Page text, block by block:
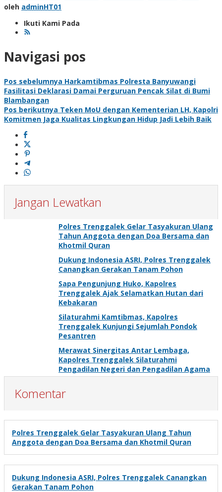
oleh adminHT01
Ikuti Kami Pada
Navigasi pos
Pos sebelumnya Harkamtibmas Polresta Banyuwangi
Fasilitasi Deklarasi Damai Perguruan Pencak Silat di Bumi
Blambangan
Pos berikutnya Teken MoU dengan Kementerian LH, Kapolri
Komitmen Jaga Kualitas Lingkungan Hidup Jadi Lebih Baik
Jangan Lewatkan
Polres Trenggalek Gelar Tasyakuran Ulang
Tahun Anggota dengan Doa Bersama dan
Khotmil Quran
Dukung Indonesia ASRI, Polres Trenggalek
Canangkan Gerakan Tanam Pohon
Sapa Pengunjung Huko, Kapolres
Trenggalek Ajak Selamatkan Hutan dari
Kebakaran
Silaturahmi Kamtibmas, Kapolres
Trenggalek Kunjungi Sejumlah Pondok
Pesantren
Merawat Sinergitas Antar Lembaga,
Kapolres Trenggalek Silaturahmi
Pengadilan Negeri dan Pengadilan Agama
Komentar
Polres Trenggalek Gelar Tasyakuran Ulang Tahun
Anggota dengan Doa Bersama dan Khotmil Quran
Dukung Indonesia ASRI, Polres Trenggalek Canangkan
Gerakan Tanam Pohon